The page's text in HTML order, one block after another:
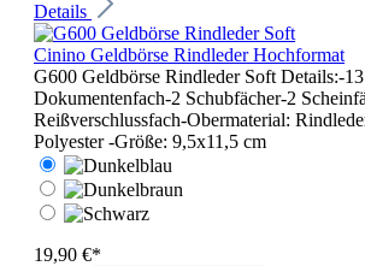
Details
Cinino Geldbörse Rindleder Hochformat
G600 Geldbörse Rindleder Soft Details:-
Dokumentenfach-2 Schubfächer-2
Reißverschlussfach-Obermaterial:
Polyester -Größe: 9,5x11,5 cm
19,90 €*